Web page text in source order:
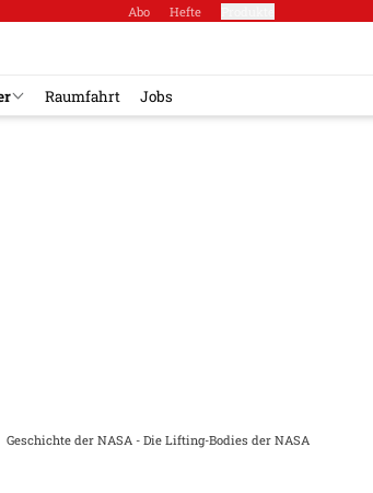
Abo Hefte
Raumfahrt Jobs
Geschichte der NASA - Die Lifting-Bodies der NASA